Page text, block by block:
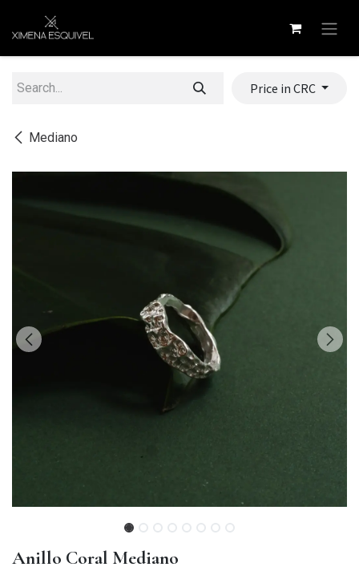
Mediano
Price in CRC
Anillo Coral Mediano